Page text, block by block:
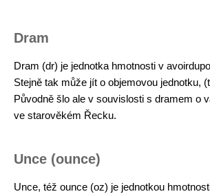
Dram
Dram (dr) je jednotka hmotnosti v
Stejně tak může jít o objemovou jednotku,
Původně šlo ale v souvislosti s dramem o
ve starověkém Řecku.
Unce (ounce)
Unce, též ounce (oz) je jednotkou